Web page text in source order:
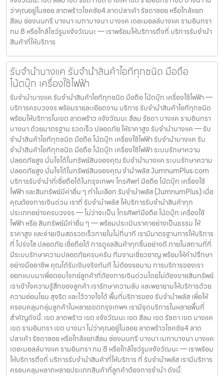
แบตเตอรี่นานนับเดือน ไถ่ถอนก่อนหมดกำหนด ติดต่อเราได้ทันทีหากมี
ปัญหา ลิงก์ที่เกี่ยวข้อง รับจำนำพญาไท รับจำนำพญาไท
ว่าคุณอยู่ในซอย ลาดพร้าวโชคชัย4 ลาดปลาเค้า รัชดาซอย หรือใกล้แยก
สีลม ช่องนนทรี บางนา เมกาบางนา บางแค เดอะมอลล์บางแค รามอินทรา
กม.8 หรือใกล้โชว์รูมแจ้งวัฒนะ — เราพร้อมให้บริการถึงที่ บริการรับจำนำ
สินค้าที่ให้บริการ
รับจำนำบางแค รับจำนำสินค้าไอทีทุกชนิด มือถือ
โน้ตบุ๊ก เครื่องใช้ไฟฟ้า
รับจำนำบางแค รับจำนำสินค้าไอทีทุกชนิด มือถือ โน้ตบุ๊ก เครื่องใช้ไฟฟ้า —
บริการครบวงจร พร้อมรายละเอียดงาน บริการ รับจำนำสินค้าไอทีทุกชนิด
พร้อมให้บริการในเขต ลาดพร้าว แจ้งวัฒนะ สีลม รัชดา บางแค รามอินทรา
บางนา ด้วยมาตรฐาน รวดเร็ว ปลอดภัย ให้ราคาสูง รับจำนำบางแค — รับ
จำนำสินค้าไอทีทุกชนิด มือถือ โน้ตบุ๊ก เครื่องใช้ไฟฟ้า รับจำนำบางแค รับ
จำนำสินค้าไอทีทุกชนิด มือถือ โน้ตบุ๊ก เครื่องใช้ไฟฟ้า ระบบรักษาความ
ปลอดภัยสูง มั่นใจได้ในทรัพย์สินของคุณ รับจำนำบางแค ระบบรักษาความ
ปลอดภัยสูง มั่นใจได้ในทรัพย์สินของคุณ จำนำพลัส JumnumPlus.com
บริการรับจำนำที่เชื่อถือได้ในกรุงเทพฯ โทรศัพท์ มือถือ โน้ตบุ๊ก เครื่องใช้
ไฟฟ้า และสินทรัพย์มีค่าอื่น ๆ ทำไมเลือก รับจำนำพลัส (JumnumPlus) เมื่อ
คุณต้องการเงินด่วน เราที่ รับจำนำพลัส ให้บริการรับจำนำสินค้าทุก
ประเภทอย่างครบวงจร — ไม่ว่าจะเป็น โทรศัพท์มือถือ โน้ตบุ๊ก เครื่องใช้
ไฟฟ้า หรือ สินทรัพย์มีค่าอื่น ๆ — พร้อมประเมินราคาอย่างเป็นธรรม ให้
ราคาสูง และจ่ายเงินสดรวดเร็วภายในไม่กี่นาที เรามีมาตรฐานการให้บริการ
ที่ โปร่งใส ปลอดภัย เชื่อถือได้ การดูแลสินค้าทุกชิ้นอย่างดี ภายในสถานที่ที่
มีระบบรักษาความปลอดภัยครบครัน ทีมงานเชี่ยวชาญ พร้อมให้คำปรึกษา
อย่างมืออาชีพ คุณได้รับเงินจริงทันที ไม่ต้องรอนาน การบริการของเรา
ออกแบบมาเพื่อตอบโจทย์ลูกค้าที่ต้องการเงินด่วนโดยไม่ต้องขายสินทรัพย์
เราเข้าใจความรู้สึกของลูกค้า เรารักษาความลับ และพยายามให้บริการด้วย
ความอ่อนโยน สุจริต และไว้วางใจได้ พื้นที่บริการของ รับจำนำพลัส เพื่อให้
ครอบคลุมกลุ่มลูกค้าในหลายเขตกรุงเทพฯ เรามีจุดบริการในหลายพื้นที่
สำคัญดังนี้: เขต ลาดพร้าว เขต แจ้งวัฒนะ เขต สีลม เขต รัชดา เขต บางแค
เขต รามอินทรา เขต บางนา ไม่ว่าคุณอยู่ในซอย ลาดพร้าวโชคชัย4 ลาด
ปลาเค้า รัชดาซอย หรือใกล้แยกสีลม ช่องนนทรี บางนา เมกาบางนา บางแค
เดอะมอลล์บางแค รามอินทรา กม.8 หรือใกล้โชว์รูมแจ้งวัฒนะ — เราพร้อม
ให้บริการถึงที่ บริการรับจำนำสินค้าที่ให้บริการ ที่ รับจำนำพลัส เรามีบริการ
ครอบคลุมหลากหลายประเภทสินค้าที่ลูกค้าต้องการจำนำ ดังนี้: